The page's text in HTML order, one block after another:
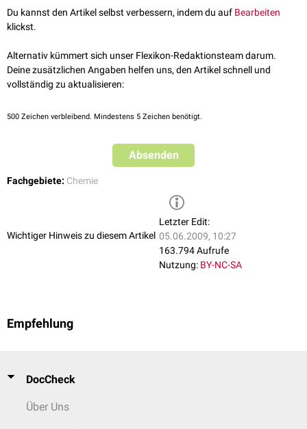
Du kannst den Artikel selbst verbessern, indem du auf Bearbeiten
klickst.
Alternativ kümmert sich unser Flexikon-Redaktionsteam darum.
Deine zusätzlichen Angaben helfen uns, den Artikel schnell und
vollständig zu aktualisieren:
500 Zeichen verbleibend. Mindestens 5 Zeichen benötigt.
Absenden
Fachgebiete: Chemie
Wichtiger Hinweis zu diesem Artikel
Letzter Edit:
05.06.2009, 10:27
163.794 Aufrufe
Nutzung: BY-NC-SA
Empfehlung
DocCheck
Über Uns